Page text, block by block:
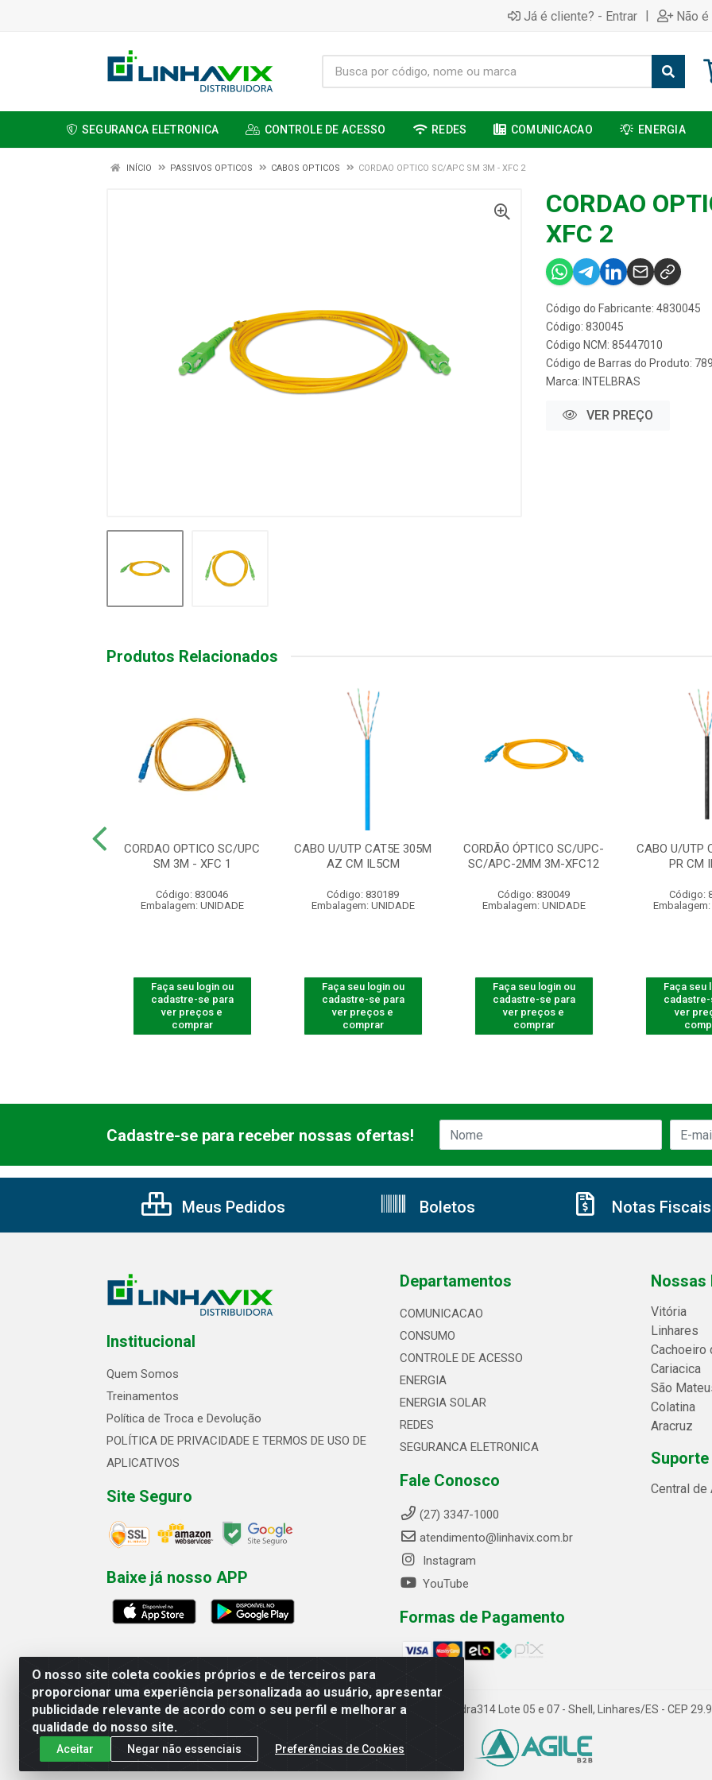
Já é cliente? - Entrar | Não
SEGURANCA ELETRONICA CONTROLE DE ACESSO REDES COMUNICACAO ENERGIA
INÍCIO PASSIVOS OPTICOS CABOS OPTICOS CORDAO OPTICO SC/APC SM 3M - XFC 2
CORDAO
XFC 2
Código do Fabricante: 4830045
Código: 830045
Código NCM: 85447010
Código de Barras do Produto:
Marca: INTELBRAS
VER PREÇO
Produtos Relacionados
CORDAO OPTICO SC/UPC
SM 3M - XFC 1
Código: 830046
Embalagem: UNIDADE
Faça seu login ou
cadastre-se para
ver preços e
comprar
CABO U/UTP CAT5E 305M
AZ CM IL5CM
Código: 830189
Embalagem: UNIDADE
Faça seu login ou
cadastre-se para
ver preços e
comprar
CORDÃO ÓPTICO SC/UPC-
SC/APC-2MM 3M-XFC12
Código: 830049
Embalagem: UNIDADE
Faça seu login ou
cadastre-se para
ver preços e
comprar
CABO U/UTP
PR CM
Código:
Embalagem:
Faça seu
ver
O nosso site coleta cookies próprios e de terceiros para
proporcionar uma experiência personalizada ao usuário, apresentar
publicidade relevante de acordo com o seu perfil e melhorar a
qualidade do nosso site.
Aceitar Negar não essenciais Preferências de Cookies
Cadastre-se para receber nossas ofertas!
Meus Pedidos Boletos Notas Fiscais
Institucional
Quem Somos
Treinamentos
Política de Troca e Devolução
POLÍTICA DE PRIVACIDADE E TERMOS DE USO DE
APLICATIVOS
Site Seguro
Baixe já nosso APP
Departamentos
COMUNICACAO
CONSUMO
CONTROLE DE ACESSO
ENERGIA
ENERGIA SOLAR
REDES
SEGURANCA ELETRONICA
Fale Conosco
(27) 3347-1000
atendimento@linhavix.com.br
Instagram
YouTube
Formas de Pagamento
Nossas
Vitória
Linhares
Cachoeiro
Cariacica
São
Colatina
Aracruz
Central de
Linhavix Distribuidora LTDA - Avenida Alegre, 2521 - Quadra314 Lote 05 e 07 - Shell, Linhares/ES - CEP